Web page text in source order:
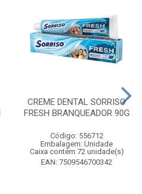
CREME DENTAL SORRISO
FRESH BRANQUEADOR 90G
Código: 556712
Embalagem: Unidade
Caixa contém 72 unidade(s)
EAN: 7509546700342